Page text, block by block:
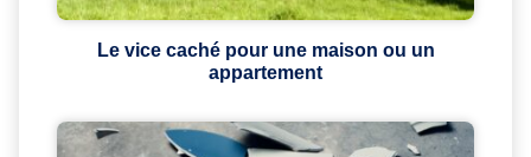
Le vice caché pour une maison ou un
appartement